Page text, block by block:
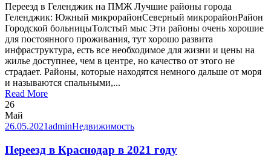
Переезд в Геленджик на ПМЖ Лучшие районы города
Геленджик: Южный микрорайонСеверный микрорайонРайон
Городской больницыТолстый мыс Эти районы очень хорошие
для постоянного проживания, тут хорошо развита
инфраструктура, есть все необходимое для жизни и цены на
жилье доступнее, чем в центре, но качество от этого не
страдает. Районы, которые находятся немного дальше от моря
и называются спальными,...
Read More
26
Май
26.05.2021adminНедвижимость
Переезд в Краснодар в 2021 году